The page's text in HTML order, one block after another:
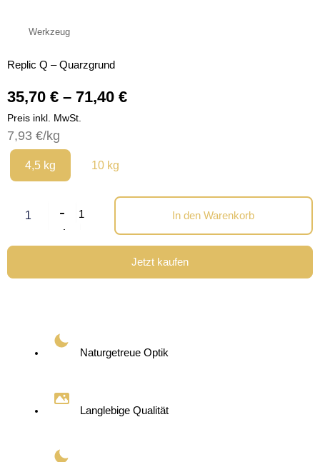
Werkzeug
Replic Q – Quarzgrund
35,70 € – 71,40 €
Preis inkl. MwSt.
7,93 €/kg
4,5 kg 10 kg
Quantity
- 1
+
In den Warenkorb
Jetzt kaufen
Naturgetreue Optik
Langlebige Qualität